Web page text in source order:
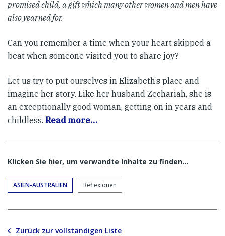
promised child, a gift which many other women and men have
also yearned for.
Can you remember a time when your heart skipped a
beat when someone visited you to share joy?
Let us try to put ourselves in Elizabeth’s place and
imagine her story. Like her husband Zechariah, she is
an exceptionally good woman, getting on in years and
childless. Read more…
Klicken Sie hier, um verwandte Inhalte zu finden…
ASIEN-AUSTRALIEN Reflexionen
Zurück zur vollständigen Liste